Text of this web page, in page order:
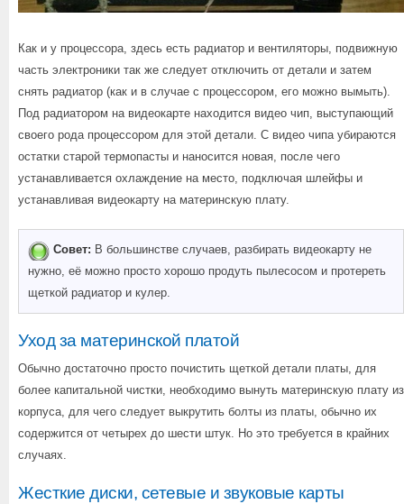
Как и у процессора, здесь есть радиатор и вентиляторы, подвижную
часть электроники так же следует отключить от детали и затем
снять радиатор (как и в случае с процессором, его можно вымыть).
Под радиатором на видеокарте находится видео чип, выступающий
своего рода процессором для этой детали. С видео чипа убираются
остатки старой термопасты и наносится новая, после чего
устанавливается охлаждение на место, подключая шлейфы и
устанавливая видеокарту на материнскую плату.
Совет: В большинстве случаев, разбирать видеокарту не
нужно, её можно просто хорошо продуть пылесосом и протереть
щеткой радиатор и кулер.
Уход за материнской платой
Обычно достаточно просто почистить щеткой детали платы, для
более капитальной чистки, необходимо вынуть материнскую плату из
корпуса, для чего следует выкрутить болты из платы, обычно их
содержится от четырех до шести штук. Но это требуется в крайних
случаях.
Жесткие диски, сетевые и звуковые карты